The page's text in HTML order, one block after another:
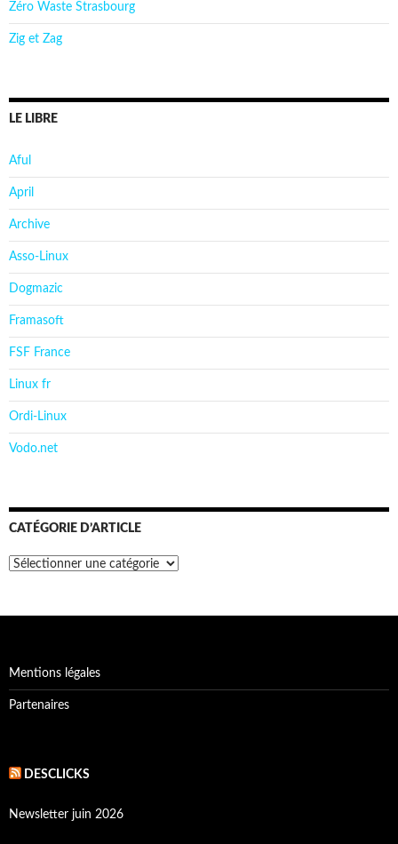
Zéro Waste Strasbourg
Zig et Zag
LE LIBRE
Aful
April
Archive
Asso-Linux
Dogmazic
Framasoft
FSF France
Linux fr
Ordi-Linux
Vodo.net
CATÉGORIE D’ARTICLE
Catégorie
Mentions légales
Partenaires
DESCLICKS
Newsletter juin 2026